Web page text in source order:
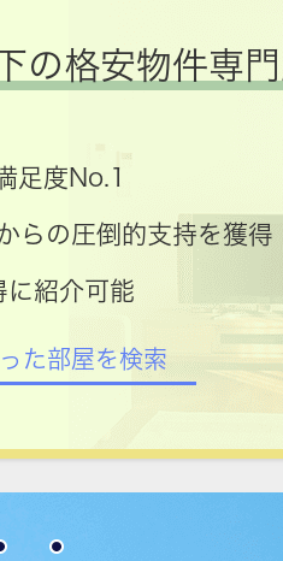
の格安物件専
足度No.1
らの圧倒的支持を獲得
に紹介可能
た部屋を検索